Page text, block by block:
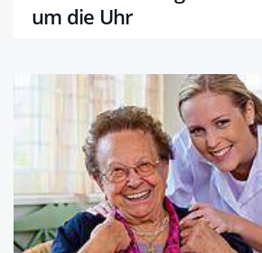
um die Uhr